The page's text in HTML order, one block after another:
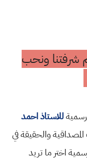
شرفتنا ونحب
للاستاذ احمد
والحقيقة في
اختر ما تريد